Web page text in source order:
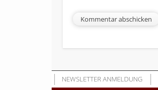
NEWSLETTER ANMELDUNG